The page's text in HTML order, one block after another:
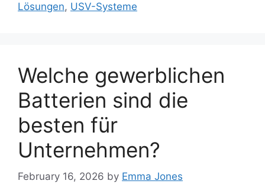
Lösungen, USV-Systeme
Welche gewerblichen
Batterien sind die
besten für
Unternehmen?
February 16, 2026 by Emma Jones